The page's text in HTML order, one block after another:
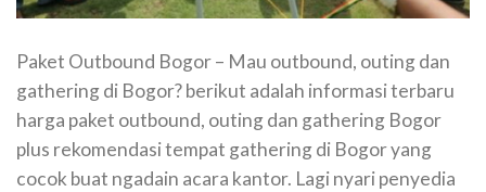
Paket Outbound Bogor – Mau outbound, outing dan
gathering di Bogor? berikut adalah informasi terbaru
harga paket outbound, outing dan gathering Bogor
plus rekomendasi tempat gathering di Bogor yang
cocok buat ngadain acara kantor. Lagi nyari penyedia